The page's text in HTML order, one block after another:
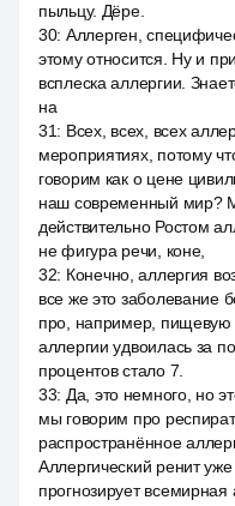
пыльцу. Дёре.
30: Аллерген,
этому относится. Ну и
всплеска аллергии.
на
31: Всех, всех, всех
мероприятиях, потому
говорим как о цене
наш современный мир?
действительно Ростом
не фигура речи, коне,
32: Конечно, аллергия
все же это заболевание
про, например, пищевую
аллергии удвоилась за
процентов стало 7.
33: Да, это немного, но
мы говорим про
распространённое
Аллергический ренит
прогнозирует всемирная